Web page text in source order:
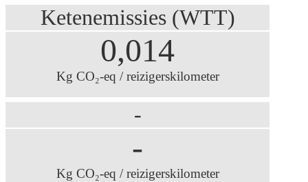
Ketenemissies (WTT)
0,014
Kg CO₂-eq / reizigerskilometer
-
-
Kg CO₂-eq / reizigerskilometer